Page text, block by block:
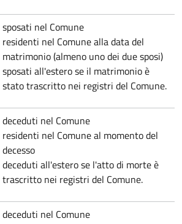
sposati nel Comune
residenti nel Comune alla data del
matrimonio (almeno uno dei due sposi)
sposati all'estero se il matrimonio è
stato trascritto nei registri del Comune.
deceduti nel Comune
residenti nel Comune al momento del
decesso
deceduti all'estero se l'atto di morte è
trascritto nei registri del Comune.
deceduti nel Comune